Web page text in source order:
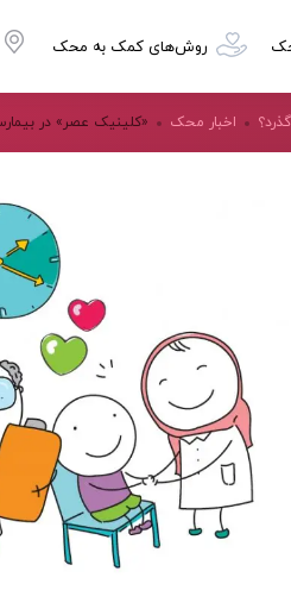
روش‌های کمک به محک
اخبار محک «کلینیک عصر» در